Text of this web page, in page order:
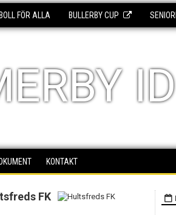
FÖR ALLA BULLERBY CUP
KONTAKT
FK